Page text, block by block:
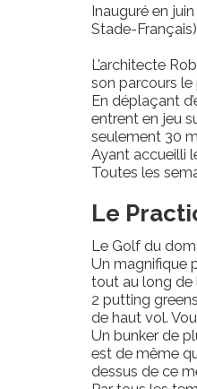
Inauguré en
Stade-
L’architecte
son parcours
En déplaçant
entrent en jeu
seulement 30
Ayant accueilli
Toutes les
Le
Le Golf du
Un magnifique
tout au long de
2 putting
de haut vol.
Un bunker de
est de même
dessus de ce